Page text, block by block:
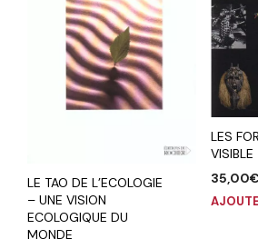
LE TAO DE L’ECOLOGIE
– UNE VISION
ECOLOGIQUE DU
MONDE
LES
VISIBLE
35,00€